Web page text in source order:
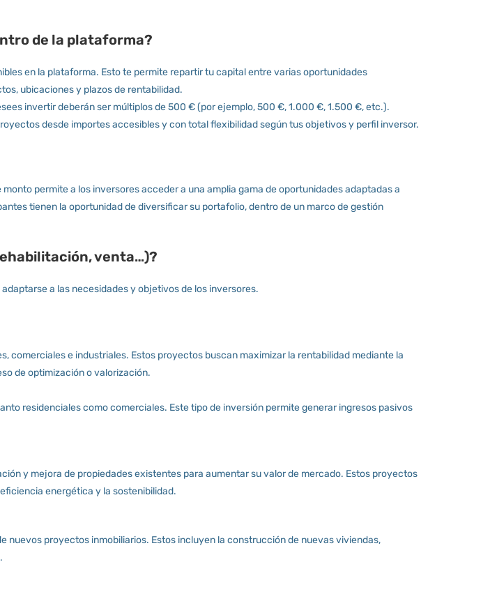
de la plataforma?
en la plataforma. Esto te permite repartir tu capital entre varias oportunidades
ubicaciones y plazos de rentabilidad.
invertir deberán ser múltiplos de 500 € (por ejemplo, 500 €, 1.000 €, 1.500 €, etc.).
desde importes accesibles y con total flexibilidad según tus objetivos y perfil inversor.
permite a los inversores acceder a una amplia gama de oportunidades adaptadas a
tienen la oportunidad de diversificar su portafolio, dentro de un marco de gestión
venta…)?
a las necesidades y objetivos de los inversores.
comerciales e industriales. Estos proyectos buscan maximizar la rentabilidad mediante la
de optimización o valorización.
residenciales como comerciales. Este tipo de inversión permite generar ingresos pasivos
y mejora de propiedades existentes para aumentar su valor de mercado. Estos proyectos
energética y la sostenibilidad.
nuevos proyectos inmobiliarios. Estos incluyen la construcción de nuevas viviendas,